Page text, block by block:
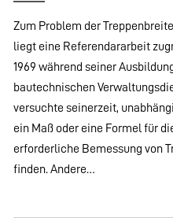
Zum Problem der
liegt eine Referendararbeit
1969 während seiner
bautechnischen
versuchte seinerzeit,
ein Maß oder eine Formel für
erforderliche Bemessung von
finden. Andere…